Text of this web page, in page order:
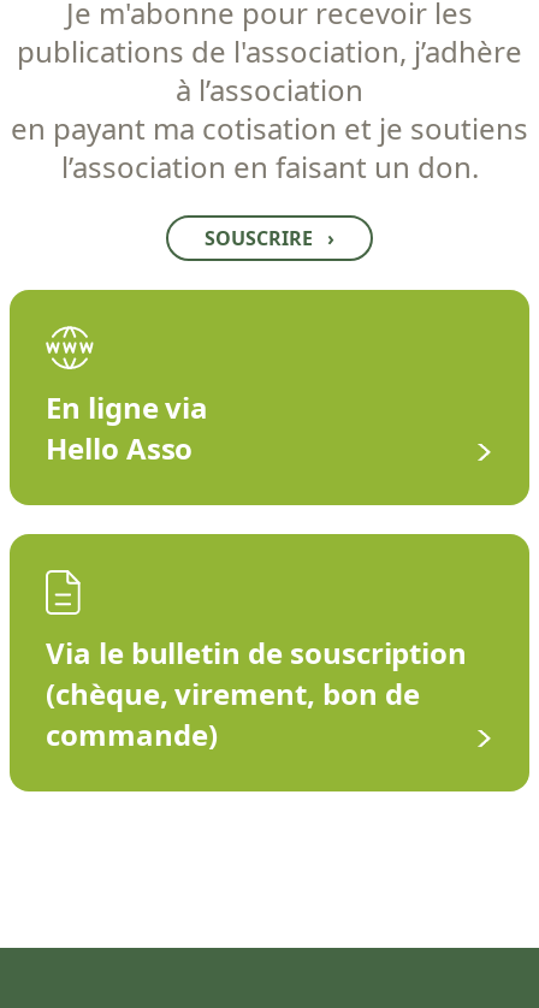
Je m'abonne pour recevoir les
publications de l'association, j’adhère
à l’association
en payant ma cotisation et je soutiens
l’association en faisant un don.
SOUSCRIRE ›
En ligne via
Hello Asso
Via le bulletin de souscription
(chèque, virement, bon de
commande)